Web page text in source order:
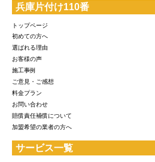
兵庫片付け110番
トップページ
初めての方へ
選ばれる理由
お客様の声
施工事例
ご意見・ご感想
料金プラン
お問い合わせ
賠償責任補償について
加盟希望の業者の方へ
サービス一覧